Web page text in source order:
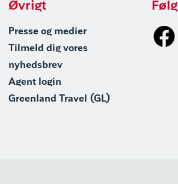
Øvrigt
Presse og medier
Tilmeld dig vores
nyhedsbrev
Agent login
Greenland Travel (GL)
Følg